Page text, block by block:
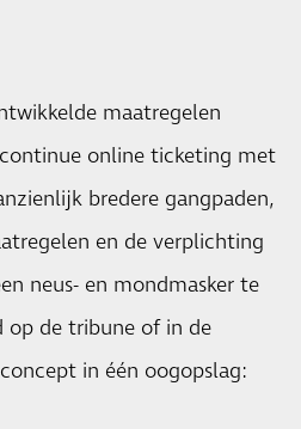
maatregelen
online ticketing met
bredere gangpaden,
en de verplichting
neus- en mondmasker te
op de tribune of in de
in één oogopslag: